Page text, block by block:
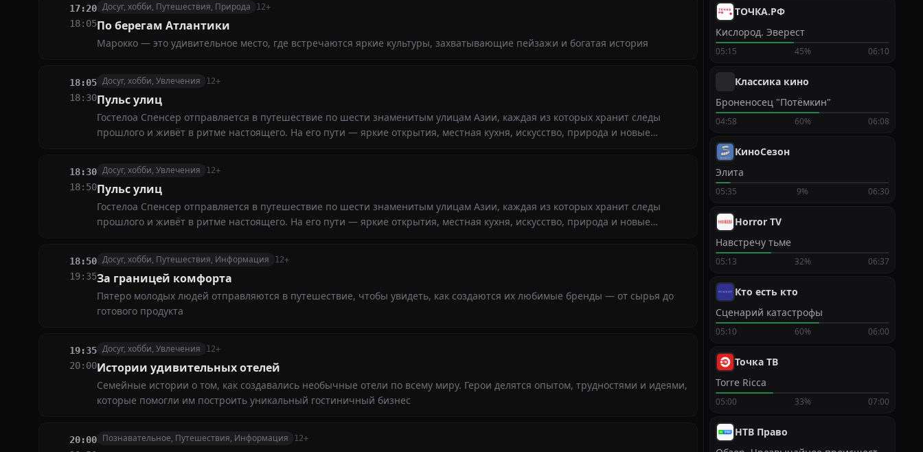
17:20
18:05
Досуг, хобби, Путешествия, Природа 12+
По берегам Атлантики
Марокко — это удивительное место, где встречаются яркие культуры, захватывающие пейзажи и богатая история
18:05
18:30
Досуг, хобби, Увлечения 12+
Пульс улиц
Гостелоа Спенсер отправляется в путешествие по шести знаменитым улицам Азии, каждая из которых хранит следы
прошлого и живёт в ритме настоящего. На его пути — яркие открытия, местная кухня, искусство, природа и новые
18:30
18:50
Досуг, хобби, Увлечения 12+
Пульс улиц
Гостелоа Спенсер отправляется в путешествие по шести знаменитым улицам Азии, каждая из которых хранит следы
прошлого и живёт в ритме настоящего. На его пути — яркие открытия, местная кухня, искусство, природа и новые
18:50
19:35
Досуг, хобби, Путешествия, Информация 12+
За границей комфорта
Пятеро молодых людей отправляются в путешествие, чтобы увидеть, как создаются их любимые бренды — от сырья до
готового продукта
19:35
20:00
Досуг, хобби, Увлечения 12+
Истории удивительных отелей
Семейные истории о том, как создавались необычные отели по всему миру. Герои делятся опытом, трудностями и идеями,
которые помогли им построить уникальный гостиничный бизнес
20:00 Познавательное, Путешествия, Информация 12+
ТОЧКА.РФ
Кислород. Эверест
05:15 45% 06:10
Классика кино
Броненосец "Потёмкин"
04:58 60% 06:08
КиноСезон
Элита
05:35 9% 06:30
Horror TV
Навстречу тьме
05:13 32% 06:37
Кто есть кто
Сценарий катастрофы
05:10 60% 06:00
Точка ТВ
Torre Ricca
05:00 33% 07:00
НТВ Право